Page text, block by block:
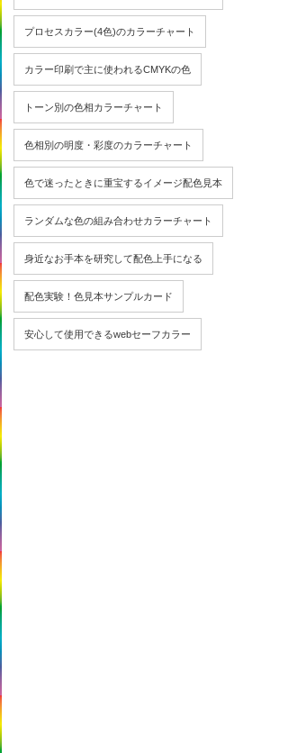
プロセスカラー(4色)のカラーチャート
カラー印刷で主に使われるCMYKの色
トーン別の色相カラーチャート
色相別の明度・彩度のカラーチャート
色で迷ったときに重宝するイメージ配色見本
ランダムな色の組み合わせカラーチャート
身近なお手本を研究して配色上手になる
配色実験！色見本サンプルカード
安心して使用できるwebセーフカラー